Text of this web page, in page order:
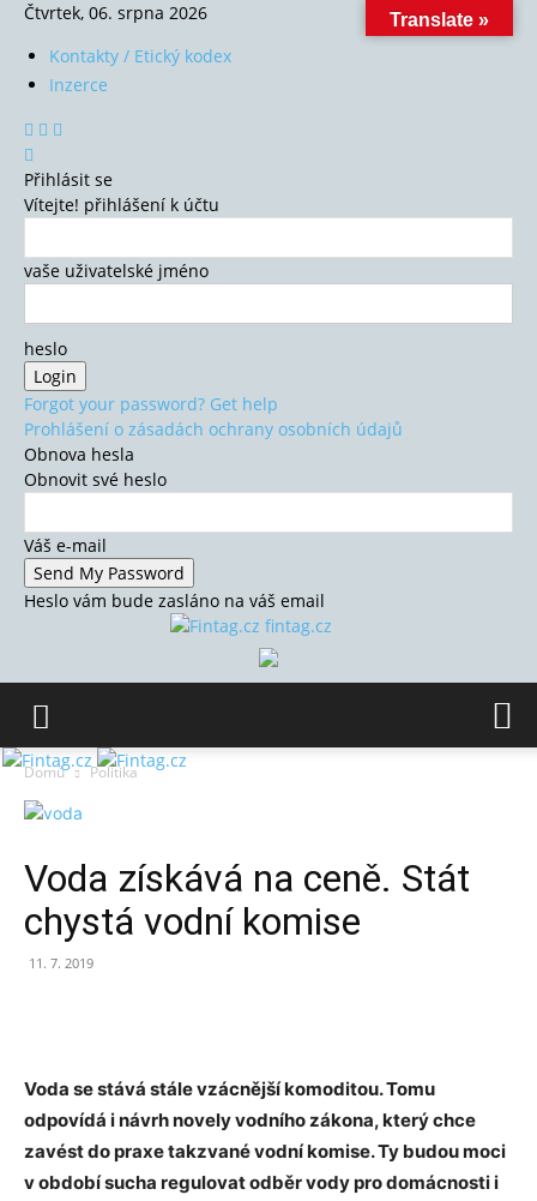
Čtvrtek, 06. srpna 2026
Kontakty / Etický kodex
Inzerce
Přihlásit se
Vítejte! přihlášení k účtu
vaše uživatelské jméno
heslo
Forgot your password? Get help
Prohlášení o zásadách ochrany osobních údajů
Obnova hesla
Obnovit své heslo
Váš e-mail
Heslo vám bude zasláno na váš email
fintag.cz
Domů Politika
Voda získává na ceně. Stát
chystá vodní komise
11. 7. 2019
Voda se stává stále vzácnější komoditou. Tomu
odpovídá i návrh novely vodního zákona, který chce
zavést do praxe takzvané vodní komise. Ty budou moci
v období sucha regulovat odběr vody pro domácnosti i
Translate »